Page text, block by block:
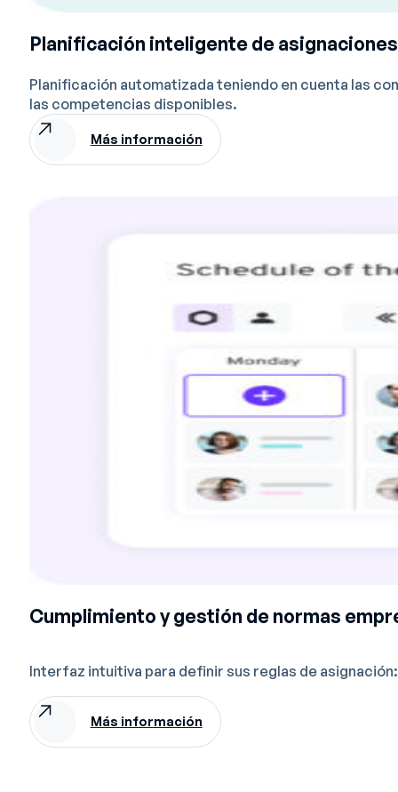
Planificación inteligente de asignaciones
Planificación automatizada teniendo en cuenta las
las competencias disponibles.
Más información
Cumplimiento y gestión de normas
Interfaz intuitiva para definir sus reglas de
Más información